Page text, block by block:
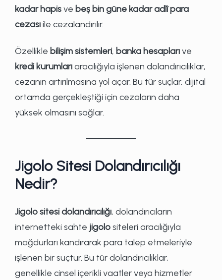
kadar hapisve beş bin güne kadar adlî para
cezasıile cezalandırılır.
Özellikle bilişim sistemleri, banka hesaplarıve
kredi kurumlarıaracılığıyla işlenen dolandırıcılıklar,
cezanın artırılmasına yol açar. Bu tür suçlar, dijital
ortamda gerçekleştiği için cezaların daha
yüksek olmasını sağlar.
Jigolo Sitesi Dolandırıcılığı
Nedir?
Jigolo sitesi dolandırıcılığı, dolandırıcıların
internetteki sahte jigolositeleri aracılığıyla
mağdurları kandırarak para talep etmeleriyle
işlenen bir suçtur. Bu tür dolandırıcılıklar,
genellikle cinsel içerikli vaatler veya hizmetler